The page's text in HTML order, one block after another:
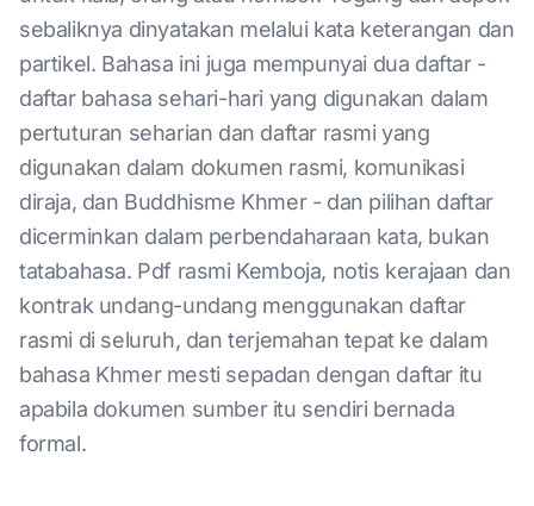
sebaliknya dinyatakan melalui kata keterangan dan
partikel. Bahasa ini juga mempunyai dua daftar -
daftar bahasa sehari-hari yang digunakan dalam
pertuturan seharian dan daftar rasmi yang
digunakan dalam dokumen rasmi, komunikasi
diraja, dan Buddhisme Khmer - dan pilihan daftar
dicerminkan dalam perbendaharaan kata, bukan
tatabahasa. Pdf rasmi Kemboja, notis kerajaan dan
kontrak undang-undang menggunakan daftar
rasmi di seluruh, dan terjemahan tepat ke dalam
bahasa Khmer mesti sepadan dengan daftar itu
apabila dokumen sumber itu sendiri bernada
formal.